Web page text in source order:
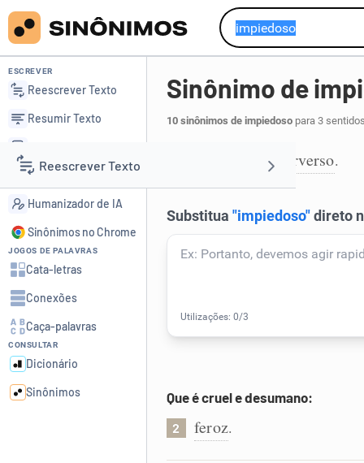
Reescrever Texto
Resumir Texto
Corrigir Texto
Detector de IA
Humanizador de IA
ESCREVER
Reescrever Texto
Resumir Texto
Detector de IA
Humanizador de IA
Sinônimos no Chrome
JOGOS DE PALAVRAS
Cata-letras
Conexões
Caça-palavras
CONSULTAR
Dicionário
Sinônimos
Sinônimo de
10 sinônimos de impiedosopara 3
, perverso.
Que é cruel e desumano:
2 feroz.